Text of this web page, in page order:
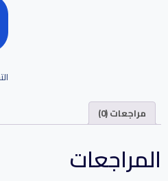
مراجعات (0)
المراجعات